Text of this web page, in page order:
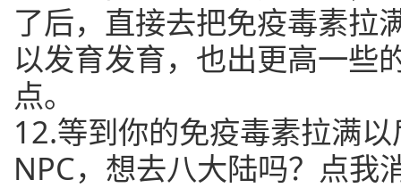
了后，直接去把免疫毒素拉
以发育发育，也出更高一些
点。
12.等到你的免疫毒素拉满
NPC，想去八大陆吗？点我